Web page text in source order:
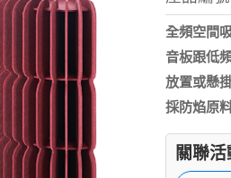
全頻空間
音板跟低
放置或懸
採防焰原
關聯